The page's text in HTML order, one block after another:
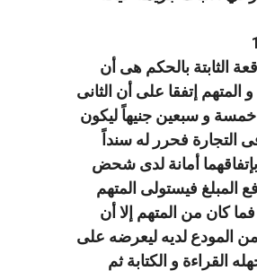
الثابتة بالحكم هى أن
المتهم إتفقا على أن الثانى
و سبعين جنيهاً ليكون
التجارة فحرر له سنداً
بإتفاقهما أمانة لدى شحض
المبلغ فيستولى المتهم
كان من المتهم إلا أن
المودع لديه ليعرضه على
القراءة و الكتابة ثم